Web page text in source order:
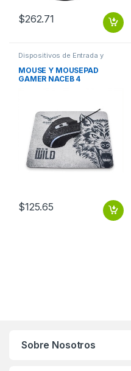
$262.71
Dispositivos de Entrada y
Salida
MOUSE Y MOUSEPAD
GAMER NACEB 4
$125.65
Sobre Nosotros